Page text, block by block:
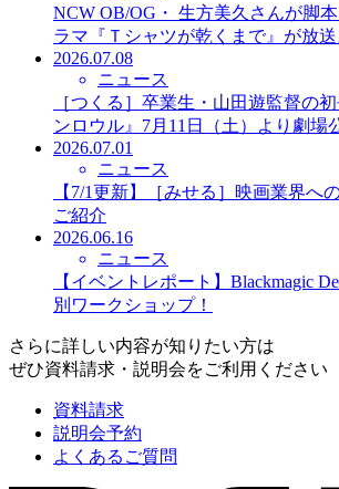
NCW OB/OG・ 生方美久さんが脚
ラマ『Ｔシャツが乾くまで』が放送
2026.07.08
ニュース
［つくる］卒業生・山田遊監督の
ンロウル』7月11日（土）より劇場
2026.07.01
ニュース
【7/1更新】［みせる］映画業界へ
ご紹介
2026.06.16
ニュース
【イベントレポート】Blackmagic
別ワークショップ！
さらに詳しい内容が知りたい方は
ぜひ資料請求・説明会をご利用ください
資料請求
説明会予約
よくあるご質問